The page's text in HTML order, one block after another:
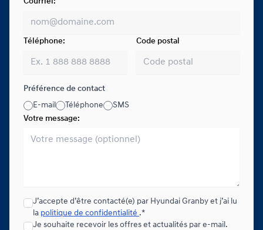
Téléphone: Code postal
Préférence de contact
E-mail
Téléphone
SMS
Votre message:
J’accepte d’être contacté(e) par Hyundai Granby et j’ai lu
la politique de confidentialité .*
Je souhaite recevoir les offres et actualités par e-mail.